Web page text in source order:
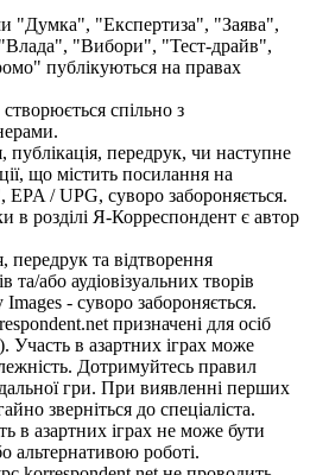
"Думка", "Експертиза", "Заява",
"Вибори", "Тест-драйв",
публікуються на правах
спільно з
публікація, передрук, чи наступне
що містить посилання на
EPA / UPG, суворо забороняється.
в розділі Я-Корреспондент є автор
передрук та відтворення
та/або аудіовізуальних творів
- суворо забороняється.
призначені для осіб
Участь в азартних іграх може
Дотримуйтесь правил
гри. При виявленні перших
зверніться до спеціаліста.
в азартних іграх не може бути
альтернативою роботі.